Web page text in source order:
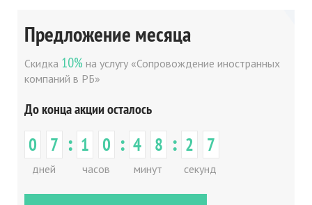
Предложение месяца
Скидка 10% на услугу «Сопровождение иностранных
компаний в РБ»
До конца акции осталось
0 7
дней
: 1 0
часов
: 4 8
минут
: 2 7
секунд